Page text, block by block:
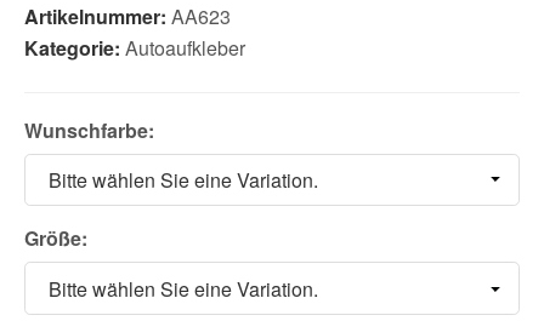
Artikelnummer: AA623
Kategorie: Autoaufkleber
Wunschfarbe:
Bitte wählen Sie eine Variation.
Größe:
Bitte wählen Sie eine Variation.